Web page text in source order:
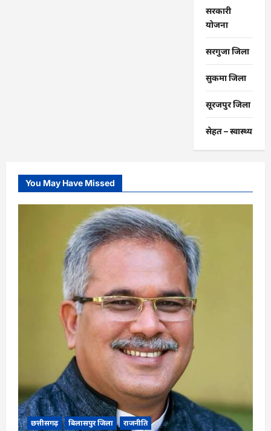
सरकारी
योजना
सरगुजा जिला
सुकमा जिला
सूरजपुर जिला
सेहत – स्‍वास्‍थ्‍य
You May Have Missed
छत्तीसगढ़ बिलासपुर जिला राजनीति